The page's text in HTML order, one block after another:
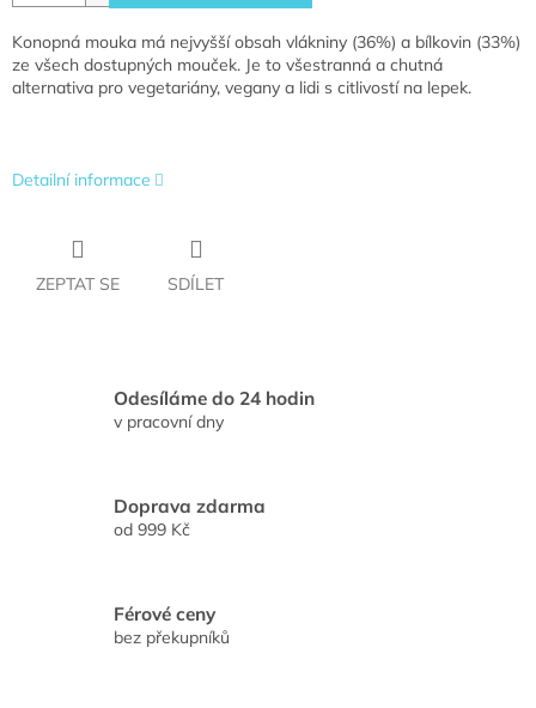
Konopná mouka má nejvyšší obsah vlákniny (36%) a bílkovin (33%)
ze všech dostupných mouček. Je to všestranná a chutná
alternativa pro vegetariány, vegany a lidi s citlivostí na lepek.
Detailní informace
ZEPTAT SE SDÍLET
Odesíláme do 24 hodin
v pracovní dny
Doprava zdarma
od 999 Kč
Férové ceny
bez překupníků